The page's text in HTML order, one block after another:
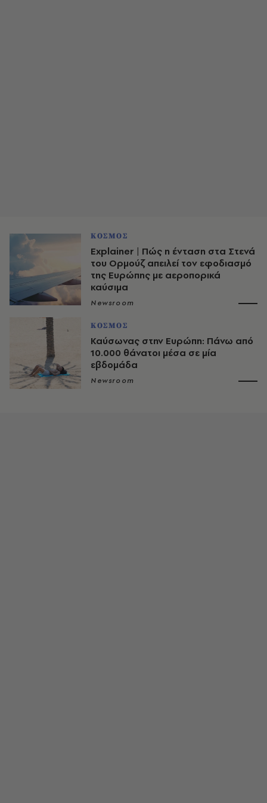
ΚΟΣΜΟΣ
Explainer | Πώς η ένταση στα Στενά
του Ορμούζ απειλεί τον εφοδιασμό
της Ευρώπης με αεροπορικά
καύσιμα
Newsroom
ΚΟΣΜΟΣ
Καύσωνας στην Ευρώπη: Πάνω από
10.000 θάνατοι μέσα σε μία
εβδομάδα
Newsroom